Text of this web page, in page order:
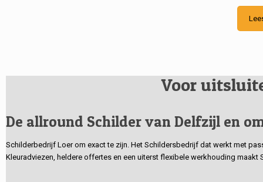
Voor
De allround Schilder van Delfzijl en
Schilderbedrijf Loer om exact te zijn. Het Schildersbedrijf dat werkt met
Kleuradviezen, heldere offertes en een uiterst flexibele werkhouding